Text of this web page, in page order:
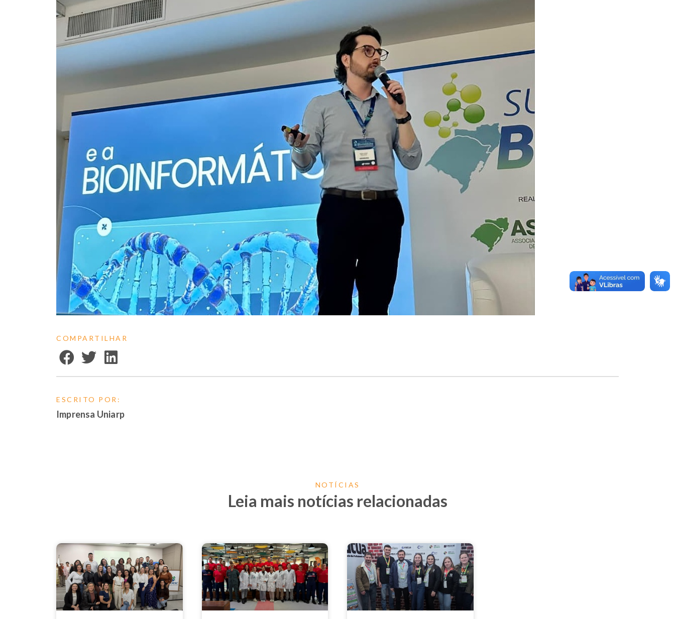
COMPARTILHAR
ESCRITO POR:
Imprensa Uniarp
NOTÍCIAS
Leia mais notícias relacionadas